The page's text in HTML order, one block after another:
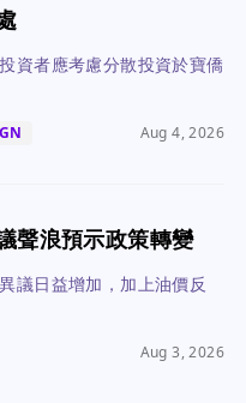
資者應考慮分散投資於寶僑
Aug 4, 2026
聲浪預示政策轉變
議日益增加，加上油價反
Aug 3, 2026